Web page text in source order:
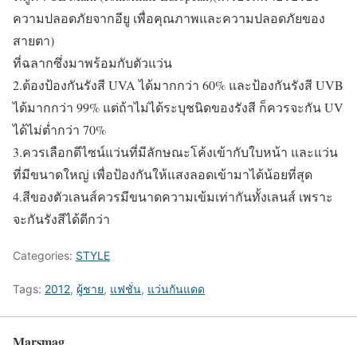
ความปลอดภัยจากอียู เพื่อคุณภาพและความปลอดภัยของ
สายตา)
ที่ฉลากซึ่งมาพร้อมกับตัวแว่น
2.ต้องป้องกันรังสี UVA ได้มากกว่า 60% และป้องกันรังสี UVB
ได้มากกว่า 99% แต่ถ้าไม่ได้ระบุชนิดของรังสี ก็ควรจะกัน UV
ได้ไม่ต่ำกว่า 70%
3.ควรเลือกดีไซน์แว่นที่มีลักษณะโค้งเข้ากับใบหน้า และแว่น
ที่มีขนาดใหญ่ เพื่อป้องกันให้แสงลอดเข้ามาได้น้อยที่สุด
4.สีของตัวเลนส์ควรมีขนาดความเข้มเท่ากันทั้งเลนส์ เพราะ
จะกันรังสีได้ดีกว่า
Categories: STYLE
Tags: 2012, ผู้ชาย, แฟชั่น, แว่นกันแดด